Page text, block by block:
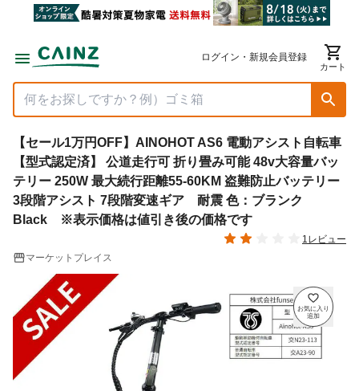
ログイン・新規会員登録
カート
【セール1万円OFF】AINOHOT AS6 電動アシスト自転車
【型式認定済】 公道走行可 折り畳み可能 48v大容量バッ
テリー 250W 最大続行距離55-60KM 盗難防止バッテリー
3段階アシスト 7段階変速ギア 耐震 色：ブランク
Black ※表示価格は値引き後の価格です
1レビュー
マーケットプレイス